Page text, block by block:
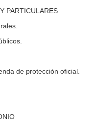
PARTICULARES
de protección oficial.